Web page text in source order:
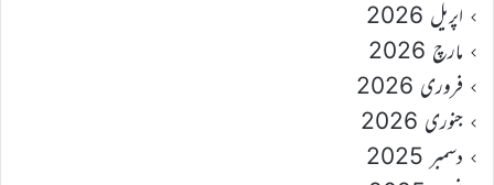
اپریل 2026
مارچ 2026
فروری 2026
جنوری 2026
دسمبر 2025